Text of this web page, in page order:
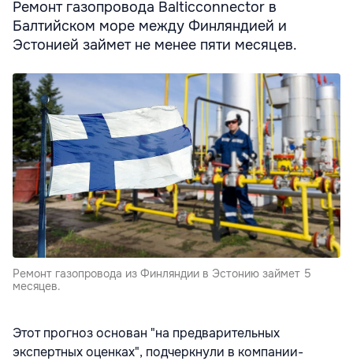
Ремонт газопровода Balticconnector в
Балтийском море между Финляндией и
Эстонией займет не менее пяти месяцев.
Ремонт газопровода из Финляндии в Эстонию займет 5
месяцев.
Этот прогноз основан "на предварительных
экспертных оценках", подчеркнули в компании-